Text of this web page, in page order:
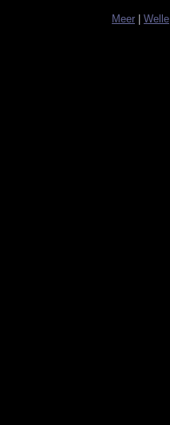
Meer Welle